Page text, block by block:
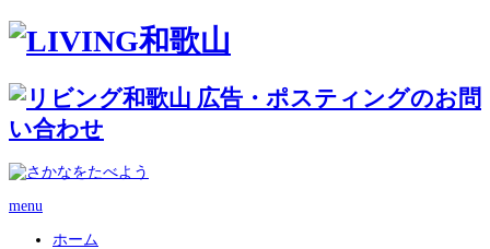
menu
ホーム